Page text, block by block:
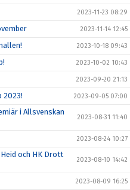
2023-11-23 08:29
2023-11-14 12:45
2023-10-18 09:43
2023-10-02 10:43
2023-09-20 21:13
2023! 2023-09-05 07:00
i Allsvenskan
2023-08-31 11:40
2023-08-24 10:27
och HK Drott
2023-08-10 14:42
2023-08-09 16:25